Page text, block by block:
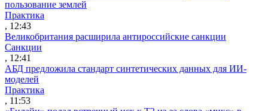
пользование землей
Практика
, 12:43
Великобритания расширила антироссийские санкции
Санкции
, 12:41
АБД предложила стандарт синтетических данных для ИИ-
моделей
Практика
, 11:53